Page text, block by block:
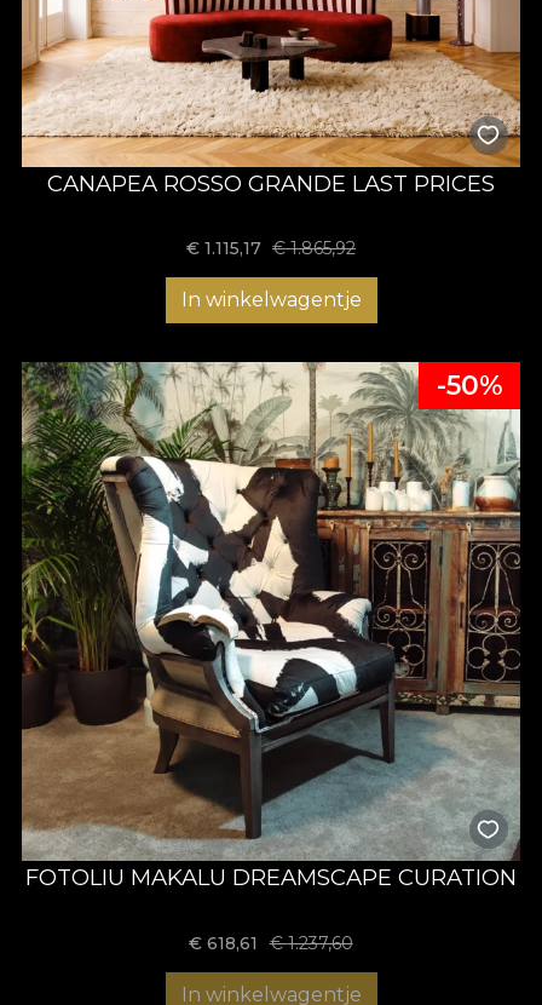
CANAPEA ROSSO GRANDE LAST PRICES
€ 1.115,17 €1.865,92
In winkelwagentje
-50%
FOTOLIU MAKALU DREAMSCAPE CURATION
€618,61 €1.237,60
In winkelwagentje